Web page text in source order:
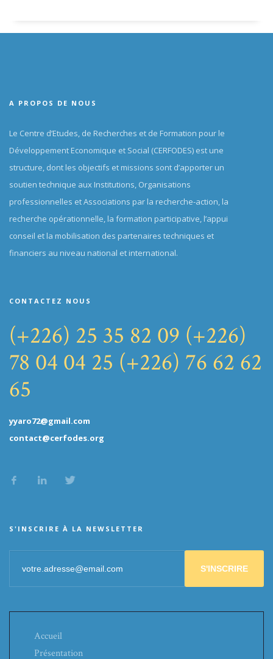
A PROPOS DE NOUS
Le Centre d’Etudes, de Recherches et de Formation pour le
Développement Economique et Social (CERFODES) est une
structure, dont les objectifs et missions sont d’apporter un
soutien technique aux Institutions, Organisations
professionnelles et Associations par la recherche-action, la
recherche opérationnelle, la formation participative, l’appui
conseil et la mobilisation des partenaires techniques et
financiers au niveau national et international.
CONTACTEZ NOUS
(+226) 25 35 82 09 (+226)
78 04 04 25 (+226) 76 62 62
65
yyaro72@gmail.com
contact@cerfodes.org
S'INSCRIRE À LA NEWSLETTER
S'INSCRIRE
Accueil
Présentation